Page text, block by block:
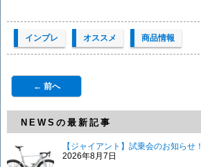
インプレ オススメ 商品情報
← 前へ
NEWSの最新記事
【ジャイアント】試乗会のお知らせ！
2026年8月7日